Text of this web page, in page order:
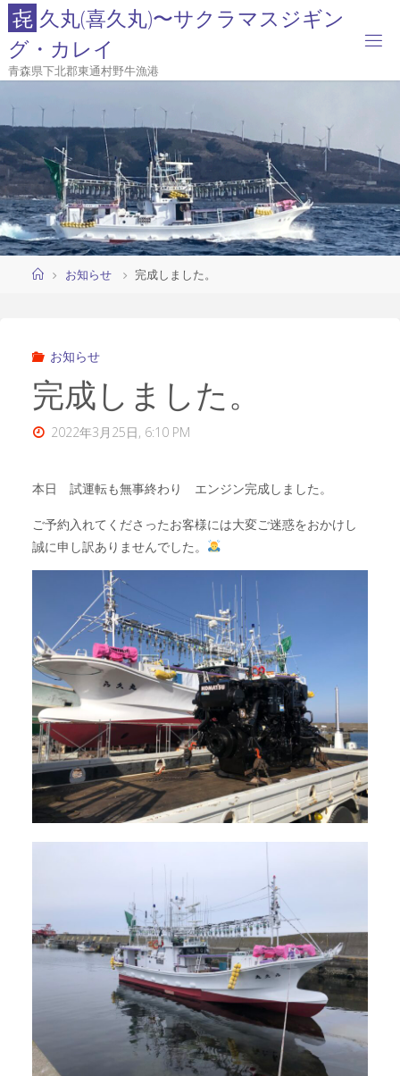
ン
テ
ン
へ
ス
キ
ッ
プ
㐂 久丸(喜久丸)〜サク ラマスジギン
グ・ カ レイ
青森県下北郡東通村野牛漁港
ホ
お知らせ 完成しました。
お知らせ
完成しました。
2022年3月25日, 6:10 PM
本日 試運転も無事終わり エンジン完成しました。
ご予約入れてくださったお客様には大変ご迷惑をおかけし
誠に申し訳ありませんでした。